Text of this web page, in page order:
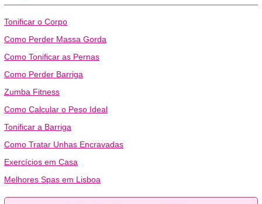
Tonificar o Corpo
Como Perder Massa Gorda
Como Tonificar as Pernas
Como Perder Barriga
Zumba Fitness
Como Calcular o Peso Ideal
Tonificar a Barriga
Como Tratar Unhas Encravadas
Exercícios em Casa
Melhores Spas em Lisboa